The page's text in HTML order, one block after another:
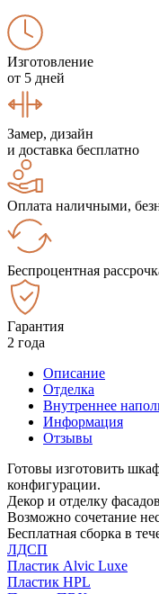
Изготовление
от 5 дней
Замер, дизайн
и доставка бесплатно
Оплата наличными,
Беспроцентная
Гарантия
2 года
Описание
Отделка
Внутреннее
Информация
Отзывы
Готовы изготовить
конфигурации.
Декор и отделку
Возможно сочетание
Бесплатная сборка в
ЛДСП
Пластик Alvic Luxe
Пластик HPL